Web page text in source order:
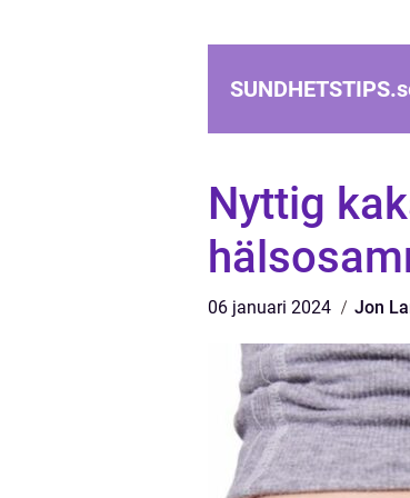
SUNDHETSTIPS.
Nyttig
06 januari 2024 Jon